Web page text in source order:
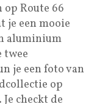
Route 66
je een mooie
aluminium
twee
je een foto van
op
checkt de